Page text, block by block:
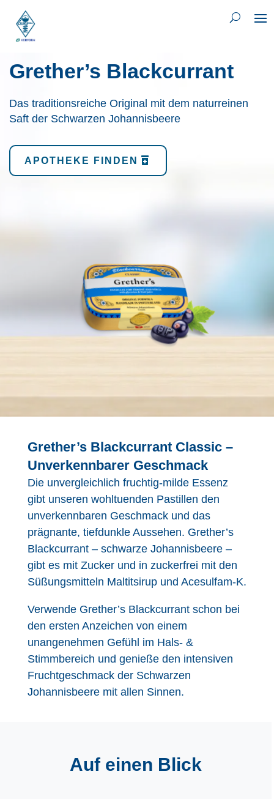
Grether’s Blackcurrant
Das traditionsreiche Original mit dem naturreinen
Saft der Schwarzen Johannisbeere
APOTHEKE FINDEN
Grether’s Blackcurrant Classic –
Unverkennbarer Geschmack
Die unvergleichlich fruchtig-milde Essenz
gibt unseren wohltuenden Pastillen den
unverkennbaren Geschmack und das
prägnante, tiefdunkle Aussehen. Grether’s
Blackcurrant – schwarze Johannisbeere –
gibt es mit Zucker und in zuckerfrei mit den
Süßungsmitteln Maltitsirup und Acesulfam-K.
Verwende Grether’s Blackcurrant schon bei
den ersten Anzeichen von einem
unangenehmen Gefühl im Hals- &
Stimmbereich und genieße den intensiven
Fruchtgeschmack der Schwarzen
Johannisbeere mit allen Sinnen.
Auf einen Blick